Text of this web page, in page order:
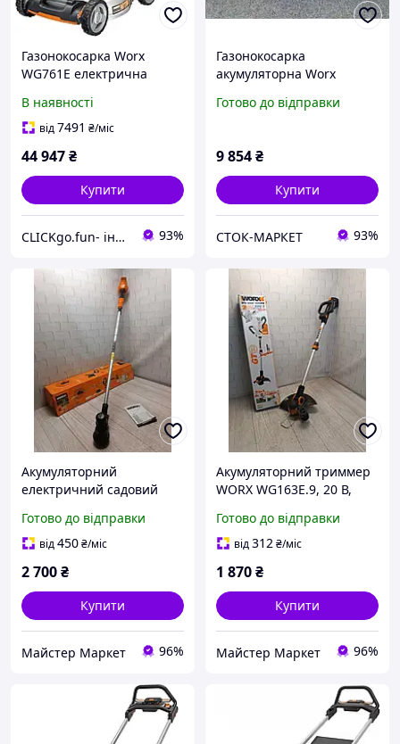
Газонокосарка Worx
WG761E електрична
В наявності
від7491 ₴/міс
44 947₴
Купити
CLICKgo.fun- інтернет магазин 93%
Газонокосарка
акумуляторна Worx
зарядного пристрою) Б.У.
Готово до відправки
9 854₴
Купити
СТОК-МАРКЕТ 93%
Акумуляторний
електричний садовий
40V без АКБ та ЗП, не
комплект
Готово до відправки
від450₴/міс
2 700₴
Купити
Майстер Маркет 96%
Акумуляторний триммер
WORX WG163E.9, 20 В,
без АКБ та ЗП, Б/В
Готово до відправки
від312₴/міс
1 870₴
Купити
Майстер Маркет 96%